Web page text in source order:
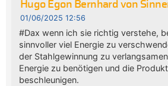
Hugo Egon Bernhard von
01/06/2025 12:56
#Dax wenn ich sie richtig verstehe,
sinnvoller viel Energie zu
der Stahlgewinnung zu
Energie zu benötigen und die
beschleunigen.